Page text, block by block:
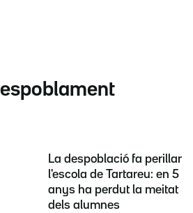
La despoblació fa perillar
l'escola de Tartareu: en 5
anys ha perdut la meitat
dels alumnes